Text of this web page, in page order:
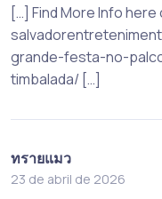
[…] Find More Info
grande-festa-no-
timbalada/ […]
ทรายแมว
23 de abril de 2026